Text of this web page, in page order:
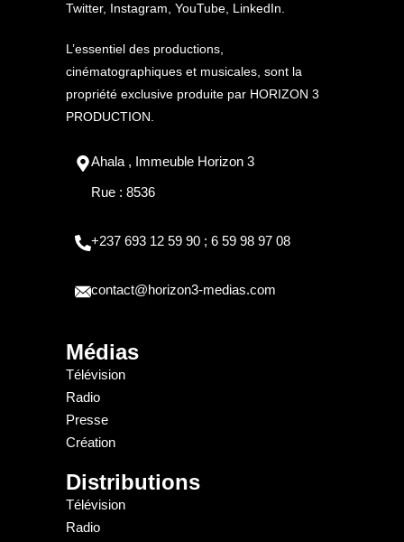
Twitter, Instagram, YouTube, LinkedIn.
L’essentiel des productions,
cinématographiques et musicales, sont la
propriété exclusive produite par HORIZON 3
PRODUCTION.
Ahala , Immeuble Horizon 3
Rue : 8536
+237 693 12 59 90 ; 6 59 98 97 08
contact@horizon3-medias.com
Médias
Télévision
Radio
Presse
Création
Distributions
Télévision
Radio